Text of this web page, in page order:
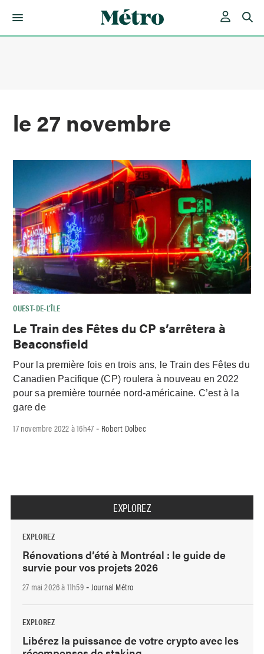
le 27 novembre
OUEST-DE-L’ÎLE
Le Train des Fêtes du CP s’arrêtera à
Beaconsfield
Pour la première fois en trois ans, le Train des Fêtes du
Canadien Pacifique (CP) roulera à nouveau en 2022
pour sa première tournée nord-américaine. C’est à la
gare de
17 novembre 2022 à 16h47 - Robert Dolbec
EXPLOREZ
EXPLOREZ
Rénovations d’été à Montréal : le guide de
survie pour vos projets 2026
27 mai 2026 à 11h59- Journal Métro
EXPLOREZ
Libérez la puissance de votre crypto avec les